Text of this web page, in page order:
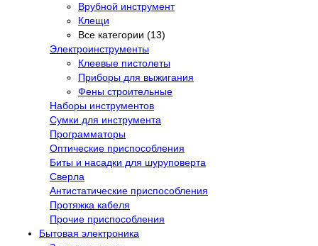
Врубной инструмент
Клещи
Все категории (13)
Электроинструменты
Клеевые пистолеты
Приборы для выжигания
Фены строительные
Наборы инструментов
Сумки для инструмента
Программаторы
Оптические приспособления
Биты и насадки для шуруповерта
Сверла
Антистатические приспособления
Протяжка кабеля
Прочие приспособления
Бытовая электроника